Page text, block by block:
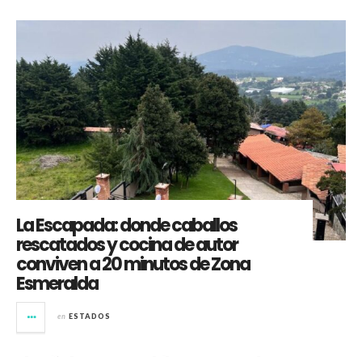
La Escapada: donde caballos
rescatados y cocina de autor
conviven a 20 minutos de Zona
Esmeralda
en ESTADOS